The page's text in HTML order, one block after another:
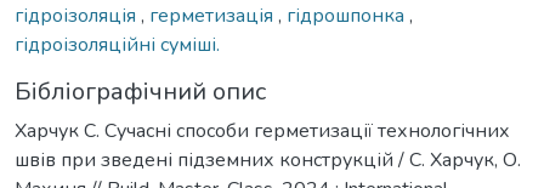
гідроізоляція , герметизація , гідрошпонка ,
гідроізоляційні суміші.
Бібліографічний опис
Харчук С. Сучасні способи герметизації технологічних
швів при зведені підземних конструкцій / С. Харчук, О.